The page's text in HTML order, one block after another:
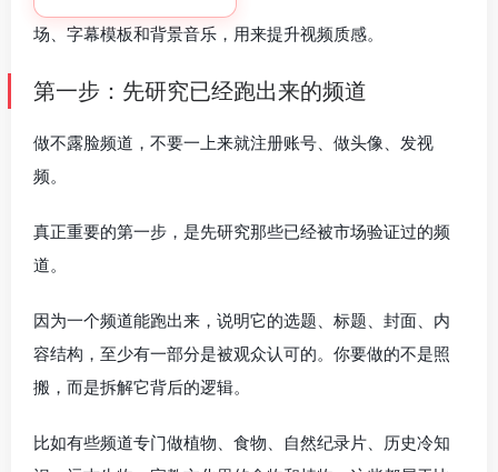
场、字幕模板和背景音乐，用来提升视频质感。
第一步：先研究已经跑出来的频道
做不露脸频道，不要一上来就注册账号、做头像、发视
频。
真正重要的第一步，是先研究那些已经被市场验证过的频
道。
因为一个频道能跑出来，说明它的选题、标题、封面、内
容结构，至少有一部分是被观众认可的。你要做的不是照
搬，而是拆解它背后的逻辑。
比如有些频道专门做植物、食物、自然纪录片、历史冷知